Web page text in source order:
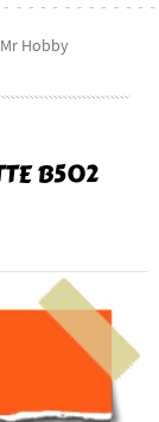
Mr Hobby
B502